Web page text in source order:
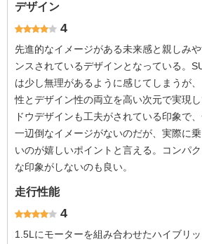
デザイン
4
先進的なイメージがある未来感と親しみ
ンスされているデザインとなっている。
は少し無理があるように感じてしまうが
性とデザイン性の両立を高い次元で実現
ドウデザインも工夫がされている印象で
一辺倒なイメージがないのだが、実際に
いのが嬉しいポイントと言える。コンパ
な印象がしないのも良い。
走行性能
4
1.5Lにモーターを組み合わせたハイブリ